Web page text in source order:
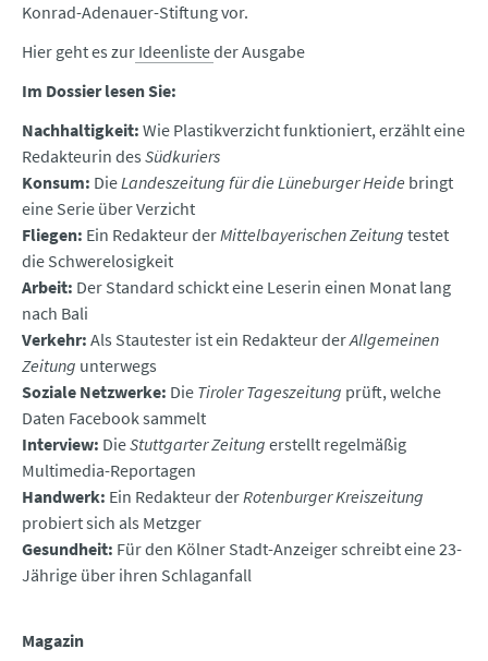
Konrad-Adenauer-Stiftung vor.
Hier geht es zur Ideenlisteder Ausgabe
Im Dossier lesen Sie:
Nachhaltigkeit: Wie Plastikverzicht funktioniert, erzählt eine
Redakteurin des Südkuriers
Konsum: DieLandeszeitung für die Lüneburger Heide bringt
eine Serie über Verzicht
Fliegen: Ein Redakteur derMittelbayerischen Zeitung testet
die Schwerelosigkeit
Arbeit: Der Standard schickt eine Leserin einen Monat lang
nach Bali
Verkehr: Als Stautester ist ein Redakteur derAllgemeinen
Zeitung unterwegs
Soziale Netzwerke: Die Tiroler Tageszeitung prüft, welche
Daten Facebook sammelt
Interview: DieStuttgarter Zeitung erstellt regelmäßig
Multimedia-Reportagen
Handwerk: Ein Redakteur derRotenburger Kreiszeitung
probiert sich als Metzger
Gesundheit: Für den Kölner Stadt-Anzeiger schreibt eine 23-
Jährige über ihren Schlaganfall
Magazin